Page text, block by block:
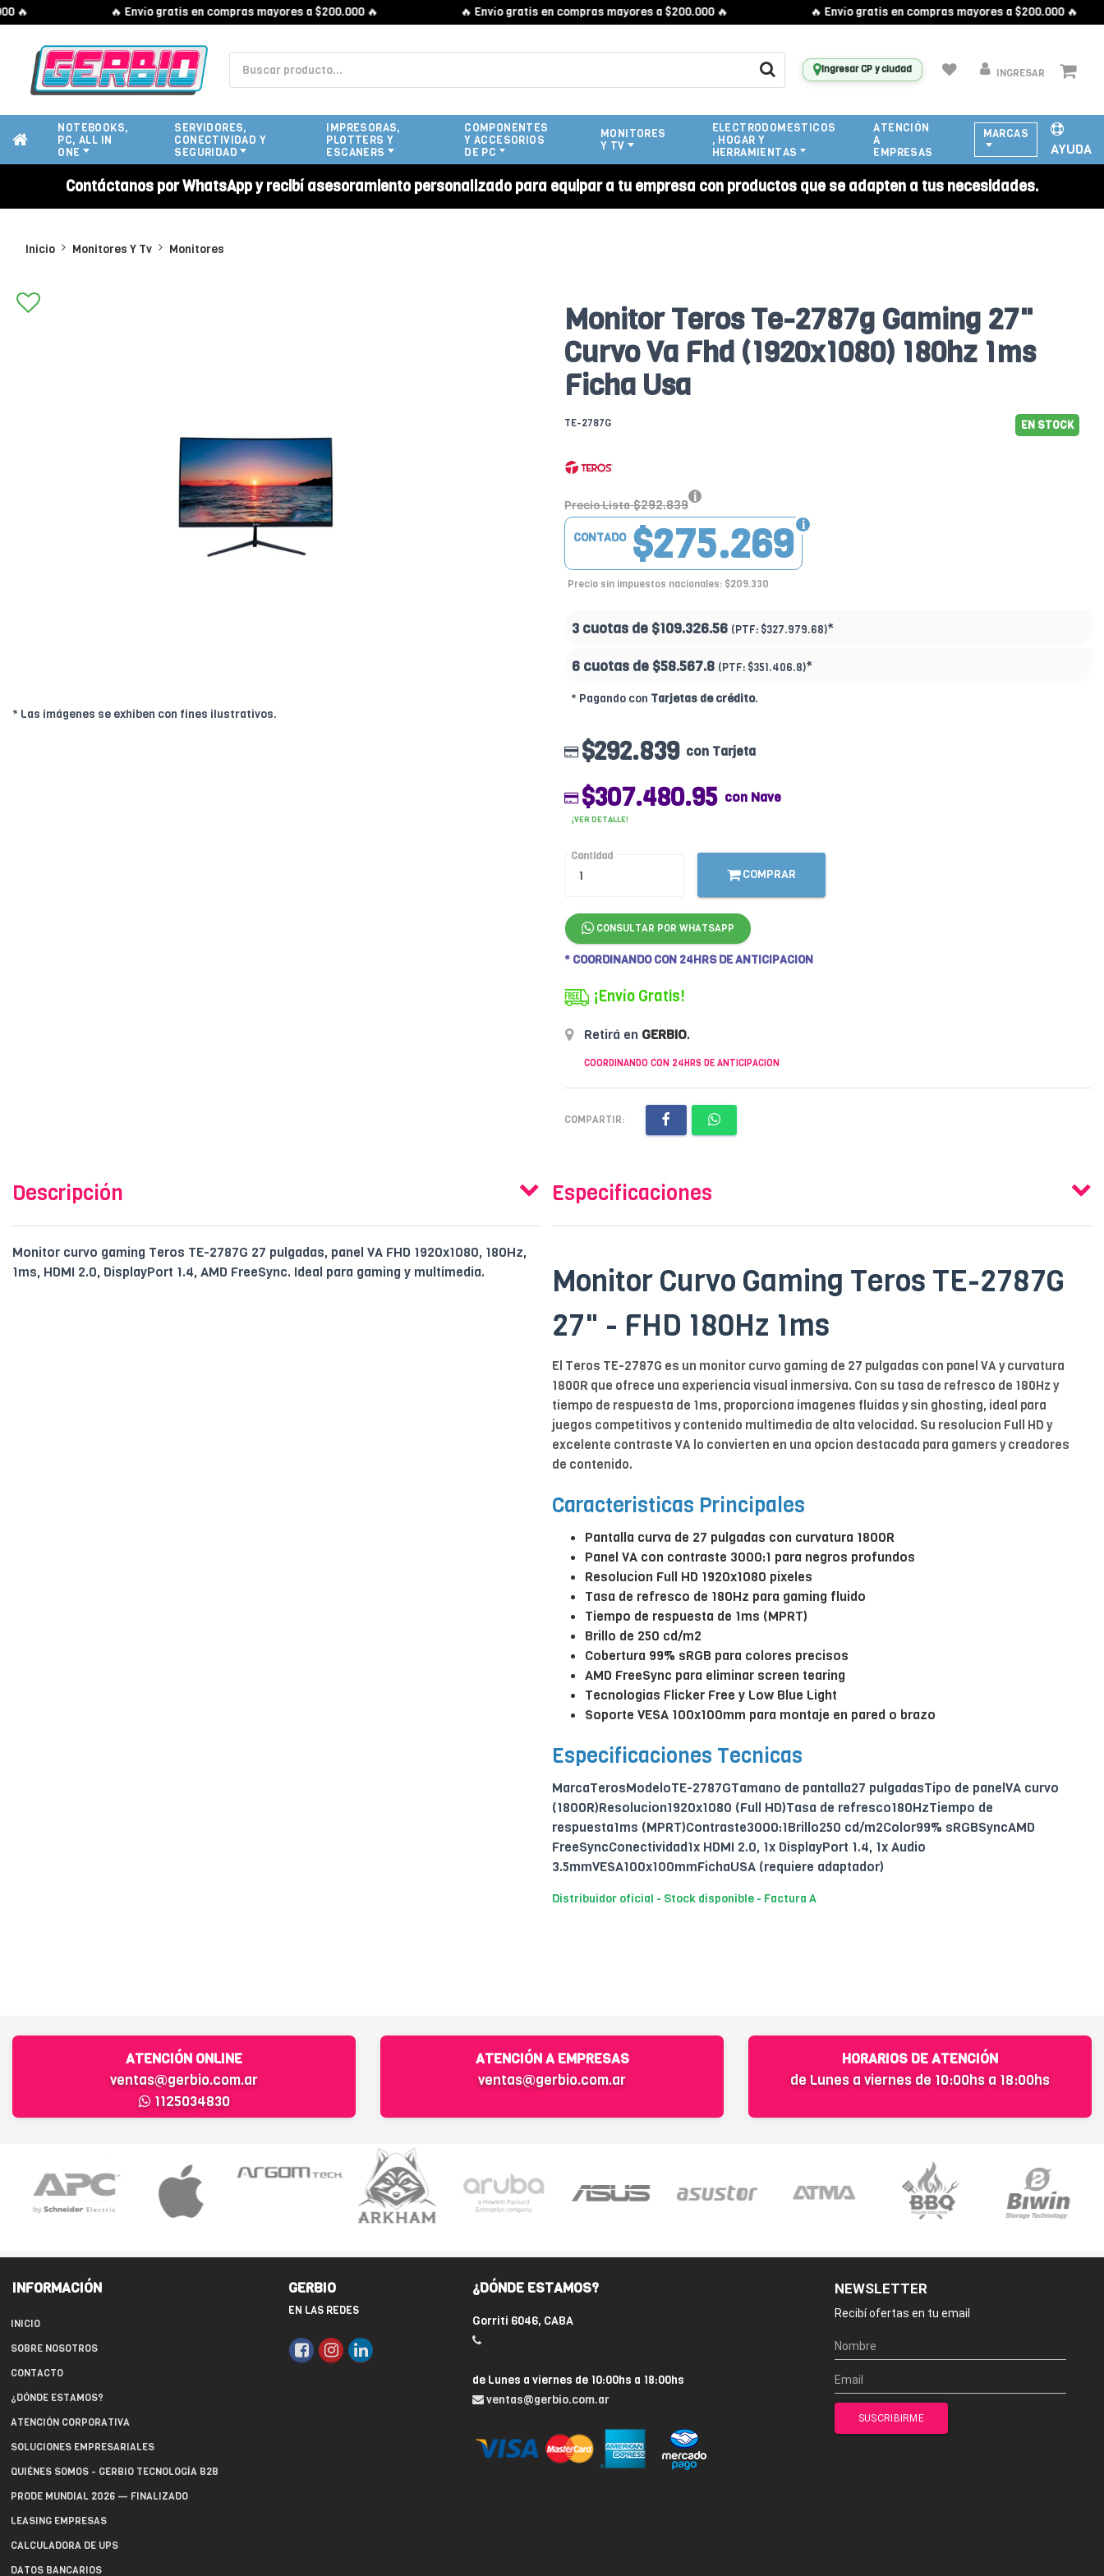
🔥 Envío gratis en compras mayores a $200.000 🔥 🔥 Envío gratis en compras mayores a $200.000 🔥 🔥 Envío gratis en compras mayores a $200.000 🔥
Ingresar CP y ciudad INGRESAR
NOTEBOOKS,
PC, ALL IN
ONE
SERVIDORES,
CONECTIVIDAD Y
SEGURIDAD
IMPRESORAS,
PLOTTERS Y
ESCANERS
COMPONENTES
Y ACCESORIOS
DE PC
MONITORES
Y TV
ELECTRODOMESTICOS
, HOGAR Y
HERRAMIENTAS
ATENCIÓN
A
EMPRESAS
MARCAS
AYUDA
Contáctanos por WhatsApp y recibí asesoramiento personalizado para equipar a tu empresa con productos que se adapten a tus necesidades.
Inicio Monitores Y Tv Monitores
* Las imágenes se exhiben con fines ilustrativos.
Monitor Teros Te-2787g Gaming 27"
Curvo Va Fhd (1920x1080) 180hz 1ms
Ficha Usa
TE-2787G EN STOCK
Precio Lista $292.839
$275.269
CONTADO
Precio sin impuestos nacionales: $209.330
3 cuotas de $109.326.56 (PTF: $327.979.68)*
6 cuotas de $58.567.8 (PTF: $351.406.8)*
* Pagando con Tarjetas de crédito.
$292.839 con Tarjeta
$307.480.95 con Nave
¡VER DETALLE!
Cantidad
COMPRAR
CONSULTAR POR WHATSAPP
* COORDINANDO CON 24HRS DE ANTICIPACION
¡Envío Gratis!
Retirá en GERBIO.
COORDINANDO CON 24HRS DE ANTICIPACION
COMPARTIR:
Descripción
Monitor curvo gaming Teros TE-2787G 27 pulgadas, panel VA FHD 1920x1080, 180Hz,
1ms, HDMI 2.0, DisplayPort 1.4, AMD FreeSync. Ideal para gaming y multimedia.
Especificaciones
Monitor Curvo Gaming Teros TE-2787G
27" - FHD 180Hz 1ms
El Teros TE-2787G es un monitor curvo gaming de 27 pulgadas con panel VA y curvatura
1800R que ofrece una experiencia visual inmersiva. Con su tasa de refresco de 180Hz y
tiempo de respuesta de 1ms, proporciona imagenes fluidas y sin ghosting, ideal para
juegos competitivos y contenido multimedia de alta velocidad. Su resolucion Full HD y
excelente contraste VA lo convierten en una opcion destacada para gamers y creadores
de contenido.
Caracteristicas Principales
Pantalla curva de 27 pulgadas con curvatura 1800R
Panel VA con contraste 3000:1 para negros profundos
Resolucion Full HD 1920x1080 pixeles
Tasa de refresco de 180Hz para gaming fluido
Tiempo de respuesta de 1ms (MPRT)
Brillo de 250 cd/m2
Cobertura 99% sRGB para colores precisos
AMD FreeSync para eliminar screen tearing
Tecnologias Flicker Free y Low Blue Light
Soporte VESA 100x100mm para montaje en pared o brazo
Especificaciones Tecnicas
MarcaTerosModeloTE-2787GTamano de pantalla27 pulgadasTipo de panelVA curvo
(1800R)Resolucion1920x1080 (Full HD)Tasa de refresco180HzTiempo de
respuesta1ms (MPRT)Contraste3000:1Brillo250 cd/m2Color99% sRGBSyncAMD
FreeSyncConectividad1x HDMI 2.0, 1x DisplayPort 1.4, 1x Audio
3.5mmVESA100x100mmFichaUSA (requiere adaptador)
Distribuidor oficial - Stock disponible - Factura A
ATENCIÓN ONLINE
ventas@gerbio.com.ar
1125034830
ATENCIÓN A EMPRESAS
ventas@gerbio.com.ar
HORARIOS DE ATENCIÓN
de Lunes a viernes de 10:00hs a 18:00hs
INFORMACIÓN
INICIO
SOBRE NOSOTROS
CONTACTO
¿DÓNDE ESTAMOS?
ATENCIÓN CORPORATIVA
SOLUCIONES EMPRESARIALES
QUIÉNES SOMOS - GERBIO TECNOLOGÍA B2B
PRODE MUNDIAL 2026 — FINALIZADO
LEASING EMPRESAS
CALCULADORA DE UPS
DATOS BANCARIOS
GERBIO
EN LAS REDES
¿DÓNDE ESTAMOS?
Gorriti 6046, CABA
de Lunes a viernes de 10:00hs a 18:00hs
ventas@gerbio.com.ar
NEWSLETTER
Recibí ofertas en tu email